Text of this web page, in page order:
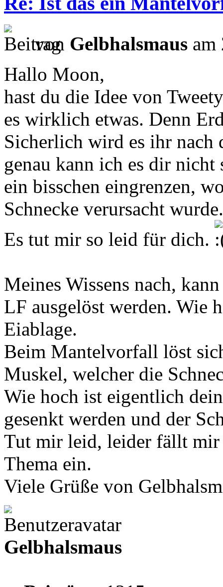
von Gelbhalsmaus am
Hallo Moon,
hast du die Idee von
es wirklich etwas. Denn
Sicherlich wird es ihr nach
genau kann ich es dir
ein bisschen eingrenzen,
Schnecke verursacht wurde.
Es tut mir so leid für dich.
Meines Wissens nach,
LF ausgelöst werden. Wie
Eiablage.
Beim Mantelvorfall löst
Muskel, welcher die
Wie hoch ist eigentlich
gesenkt werden und der
Tut mir leid, leider fällt
Thema ein.
Viele Grüße von
Gelbhalsmaus